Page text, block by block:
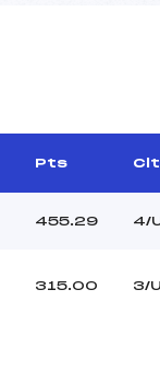
Pts
455.29 4/
315.00 3/